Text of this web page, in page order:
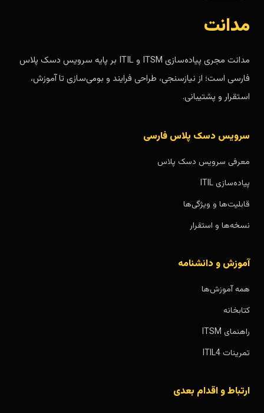
مدانت
مدانت مجری پیاده‌سازی ITSM و ITIL بر پایه سرویس دسک پلاس
فارسی است؛ از نیازسنجی، طراحی فرایند و بومی‌سازی تا آموزش،
استقرار و پشتیبانی.
سرویس دسک پلاس فارسی
معرفی سرویس دسک پلاس
پیاده‌سازی ITIL
قابلیت‌ها و ویژگی‌ها
نسخه‌ها و استقرار
آموزش و دانشنامه
همه آموزش‌ها
کتابخانه
راهنمای ITSM
تمرینات ITIL4
ارتباط و اقدام بعدی